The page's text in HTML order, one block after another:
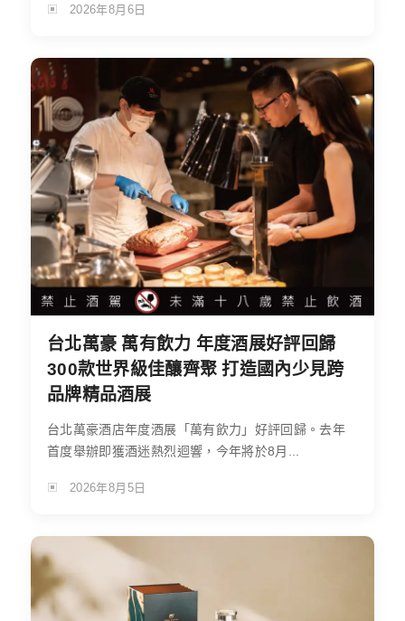
2026年8月6日
台北萬豪 萬有飲力 年度酒展好評回歸
300款世界級佳釀齊聚 打造國內少見跨
品牌精品酒展
台北萬豪酒店年度酒展「萬有飲力」好評回歸。去年
首度舉辦即獲酒迷熱烈迴響，今年將於8月...
2026年8月5日